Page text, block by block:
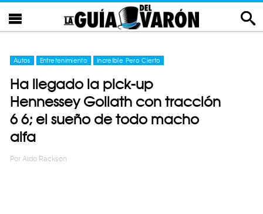
Autos Entretenimiento Increíble Pero Cierto
Ha llegado la pick-up
Hennessey Goliath con tracción
6×6; el sueño de todo macho
alfa
Por Aldo Rackson